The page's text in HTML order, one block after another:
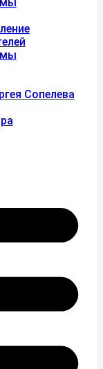
Сопелева